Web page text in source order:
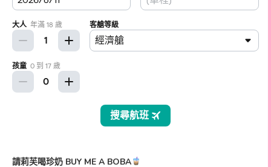
請莉芙喝珍奶 BUY ME A BOBA